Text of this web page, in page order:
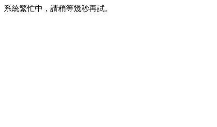
系統繁忙中，請稍等幾秒再試。